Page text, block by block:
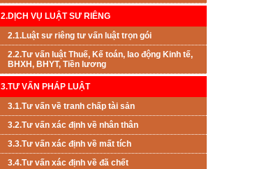
2.DỊCH VỤ LUẬT SƯ RIÊNG
2.1.Luật sư riêng tư vấn luật trọn gói
2.2.Tư vấn luật Thuế, Kế toán, lao động Kinh tế,
BHXH, BHYT, Tiền lương
3.TƯ VẤN PHÁP LUẬT
3.1.Tư vấn về tranh chấp tài sản
3.2.Tư vấn xác định về nhân thân
3.3.Tư vấn xác định về mất tích
3.4.Tư vấn xác định về đã chết